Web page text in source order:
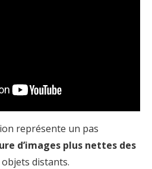
représente un pas
d’images plus nettes des
objets distants.